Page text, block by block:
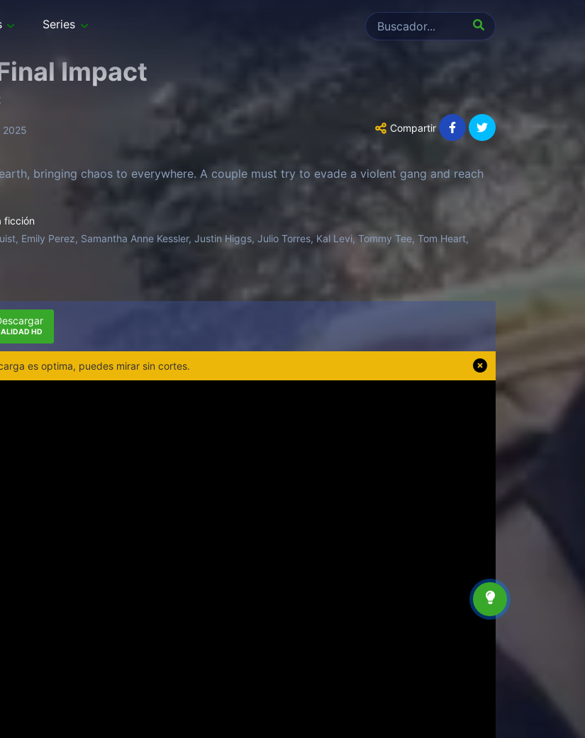
Series
Impact
2025 Compartir
bringing chaos to everywhere. A couple must try to evade a violent gang and reach
ficción
Emily Perez, Samantha Anne Kessler, Justin Higgs, Julio Torres, Kal Levi, Tommy Tee, Tom Heart,
HD
es optima, puedes mirar sin cortes.